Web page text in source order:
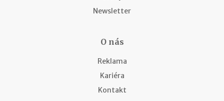
Newsletter
O nás
Reklama
Kariéra
Kontakt